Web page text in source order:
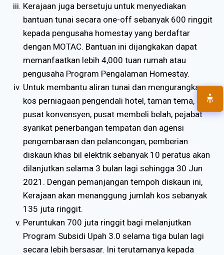
Kerajaan juga bersetuju untuk menyediakan
bantuan tunai secara one-off sebanyak 600 ringgit
kepada pengusaha homestay yang berdaftar
dengan MOTAC. Bantuan ini dijangkakan dapat
memanfaatkan lebih 4,000 tuan rumah atau
pengusaha Program Pengalaman Homestay.
Untuk membantu aliran tunai dan mengurangkan
kos perniagaan pengendali hotel, taman tema,
pusat konvensyen, pusat membeli belah, pejabat
syarikat penerbangan tempatan dan agensi
pengembaraan dan pelancongan, pemberian
diskaun khas bil elektrik sebanyak 10 peratus akan
dilanjutkan selama 3 bulan lagi sehingga 30 Jun
2021. Dengan pemanjangan tempoh diskaun ini,
Kerajaan akan menanggung jumlah kos sebanyak
135 juta ringgit.
Peruntukan 700 juta ringgit bagi melanjutkan
Program Subsidi Upah 3.0 selama tiga bulan lagi
secara lebih bersasar. Ini terutamanya kepada